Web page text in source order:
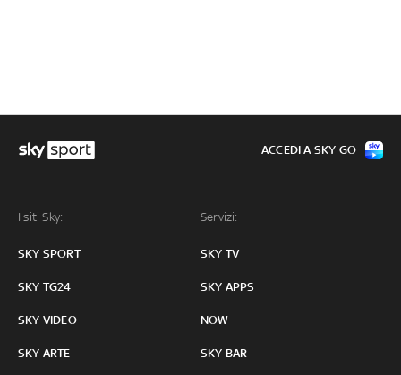
I siti Sky:
SKY SPORT
SKY TG24
SKY VIDEO
SKY ARTE
Servizi:
SKY TV
SKY APPS
NOW
SKY BAR
ACCEDI A SKY GO